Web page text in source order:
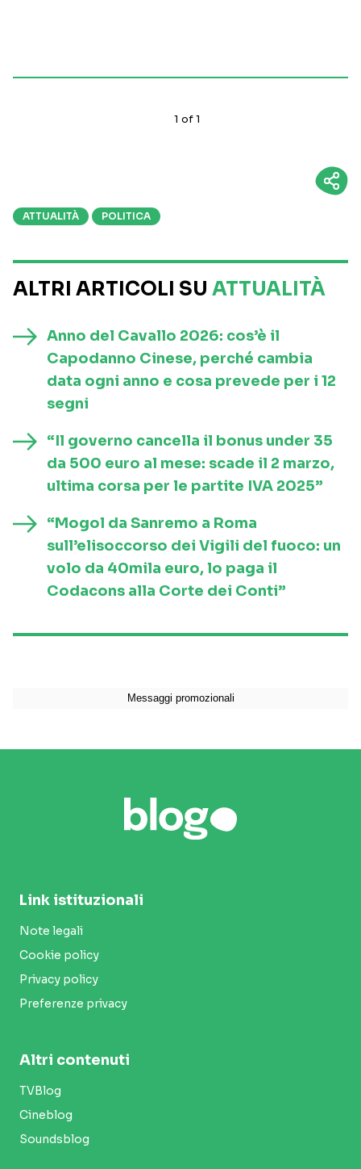
1 of1
ATTUALITÀ POLITICA
ALTRI ARTICOLI SU ATTUALITÀ
Anno del Cavallo 2026: cos’è il
Capodanno Cinese, perché cambia
data ogni anno e cosa prevede per i 12
segni
“Il governo cancella il bonus under 35
da 500 euro al mese: scade il 2 marzo,
ultima corsa per le partite IVA 2025”
“Mogol da Sanremo a Roma
sull’elisoccorso dei Vigili del fuoco: un
volo da 40mila euro, lo paga il
Codacons alla Corte dei Conti”
Link istituzionali
Note legali
Cookie policy
Privacy policy
Preferenze privacy
Altri contenuti
TVBlog
Cineblog
Soundsblog